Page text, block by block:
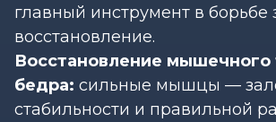
главный инструмент в борьбе
восстановление.
Восстановление мышечного
бедра: сильные мышцы —
стабильности и правильной